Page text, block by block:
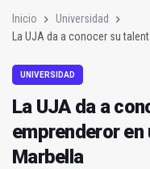
Inicio
Universidad
La UJA da a conocer su
UNIVERSIDAD
La UJA da a
emprenderor en
Marbella